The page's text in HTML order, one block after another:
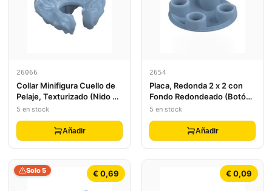
26066
Collar Minifigura Cuello de
Pelaje, Texturizado (Nido de
Pájaro)
5 en stock
Añadir
2654
Placa, Redonda 2 x 2 con
Fondo Redondeado (Botón
de Barco)
5 en stock
Añadir
€ 0,69
Solo 5 € 0,09